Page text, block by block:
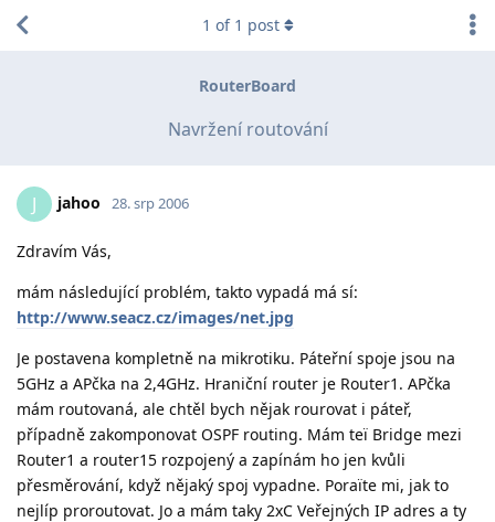
RouterBoard
Navržení routování
1 of 1 post
J jahoo 28. srp 2006
Zdravím Vás,
mám následující problém, takto vypadá má sí:
http://www.seacz.cz/images/net.jpg
Je postavena kompletně na mikrotiku. Páteřní spoje jsou na
5GHz a APčka na 2,4GHz. Hraniční router je Router1. APčka
mám routovaná, ale chtěl bych nějak rourovat i páteř,
případně zakomponovat OSPF routing. Mám teï Bridge mezi
Router1 a router15 rozpojený a zapínám ho jen kvůli
přesměrování, když nějaký spoj vypadne. Poraïte mi, jak to
nejlíp proroutovat. Jo a mám taky 2xC Veřejných IP adres a ty